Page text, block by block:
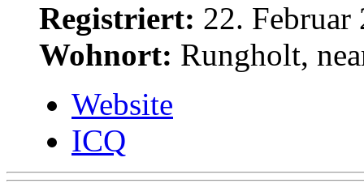
Registriert: 22. Februar
Wohnort: Rungholt,
Website
ICQ